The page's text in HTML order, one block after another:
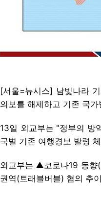
[서울=뉴시스] 남빛나라
의보를 해제하고 기존 국
13일 외교부는 "정부의 방
국별 기존 여행경보 발령
외교부는 ▲코로나19 동향
권역(트래블버블) 협의 추